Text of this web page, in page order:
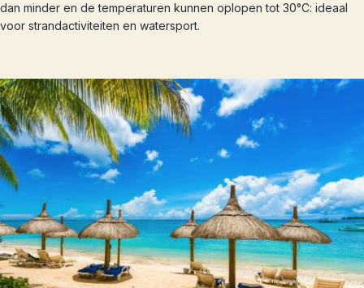
dan minder en de temperaturen kunnen oplopen tot 30°C: ideaal
voor strandactiviteiten en watersport.